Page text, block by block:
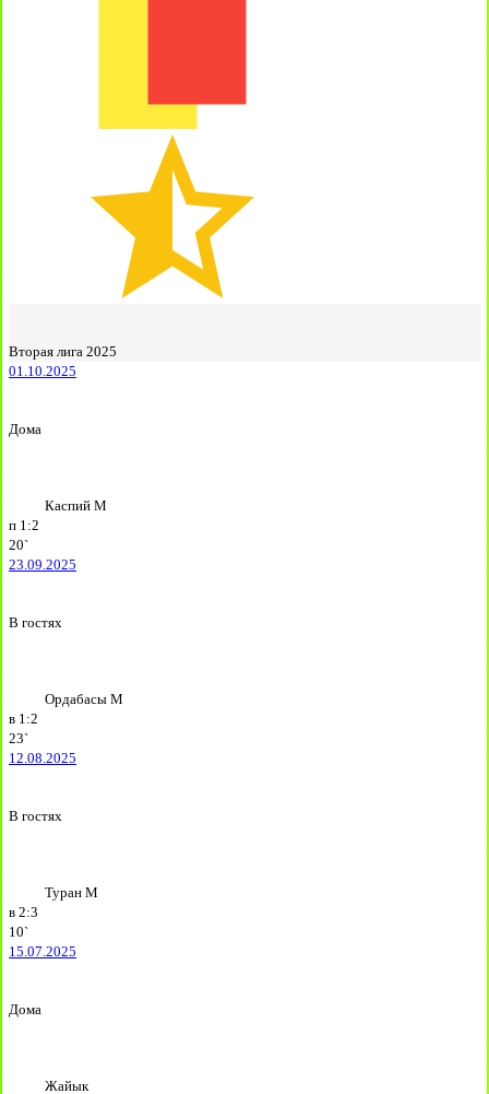
Вторая лига 2025
01.10.2025
Дома
Каспий М
п 1:2
20`
23.09.2025
В гостях
Ордабасы М
в 1:2
23`
12.08.2025
В гостях
Туран М
в 2:3
10`
15.07.2025
Дома
Жайык